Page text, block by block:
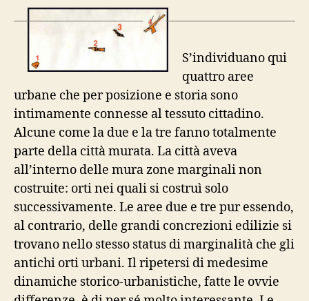
S’individuano qui
quattro aree
urbane che per posizione e storia sono
intimamente connesse al tessuto cittadino.
Alcune come la due e la tre fanno totalmente
parte della città murata. La città aveva
all’interno delle mura zone marginali non
costruite: orti nei quali si costruì solo
successivamente. Le aree due e tre pur essendo,
al contrario, delle grandi concrezioni edilizie si
trovano nello stesso status di marginalità che gli
antichi orti urbani. Il ripetersi di medesime
dinamiche storico-urbanistiche, fatte le ovvie